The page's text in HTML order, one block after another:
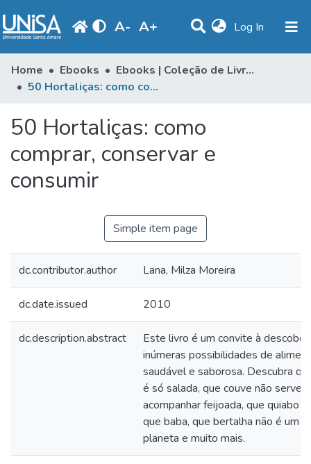
A- A+ Log In (current)
Communities & Collections
Browse
Produção Docente
Library
Home Ebooks
Ebooks | Coleção de Livros
50 Hortaliças: como comprar, conservar e consumir
50 Hortaliças: como
comprar, conservar e
consumir
Simple item page
dc.contributor.author Lana, Milza Moreira
dc.date.issued 2010
dc.description.abstract
Este livro é um convite à
inúmeras possibilidades de
saudável e saborosa. Descubra
é só salada, que couve não serve
acompanhar feijoada, que quiabo
que baba, que bertalha não é um
planeta e muito mais.